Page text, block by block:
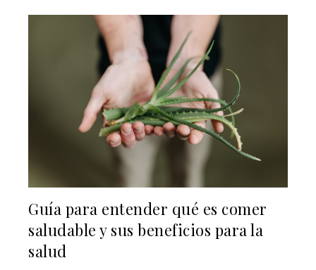
Guía para entender qué es comer
saludable y sus beneficios para la
salud